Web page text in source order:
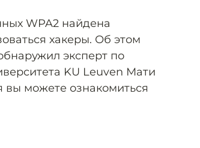
WPA2 найдена
хакеры. Об этом
эксперт по
KU Leuven Мати
вы можете ознакомиться